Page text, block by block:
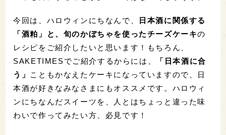
今回は、ハロウィンにちなんで、
日本酒に関係する
「酒粕」と、旬のかぼちゃを使ったチーズケーキの
レシピをご紹介したいと思います！もちろん、
SAKETIMESでご紹介するからには、
「日本酒に合
う」 こともかなえたケーキになっていますので、日
本酒が好きなみなさまにもオススメです。ハロウィ
ンにちなんだスイーツを、人とはちょっと違った味
わいで作ってみたい方、必見です！